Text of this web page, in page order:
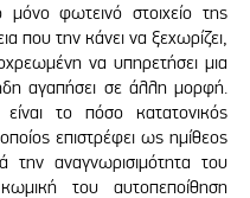
φωτεινό στοιχείο της
που την κάνει να ξεχωρίζει,
να υπηρετήσει μια
αγαπήσει σε άλλη μορφή.
το πόσο κατατονικός
επιστρέφει ως ημίθεος
αναγνωρισιμότητα του
του αυτοπεποίθηση